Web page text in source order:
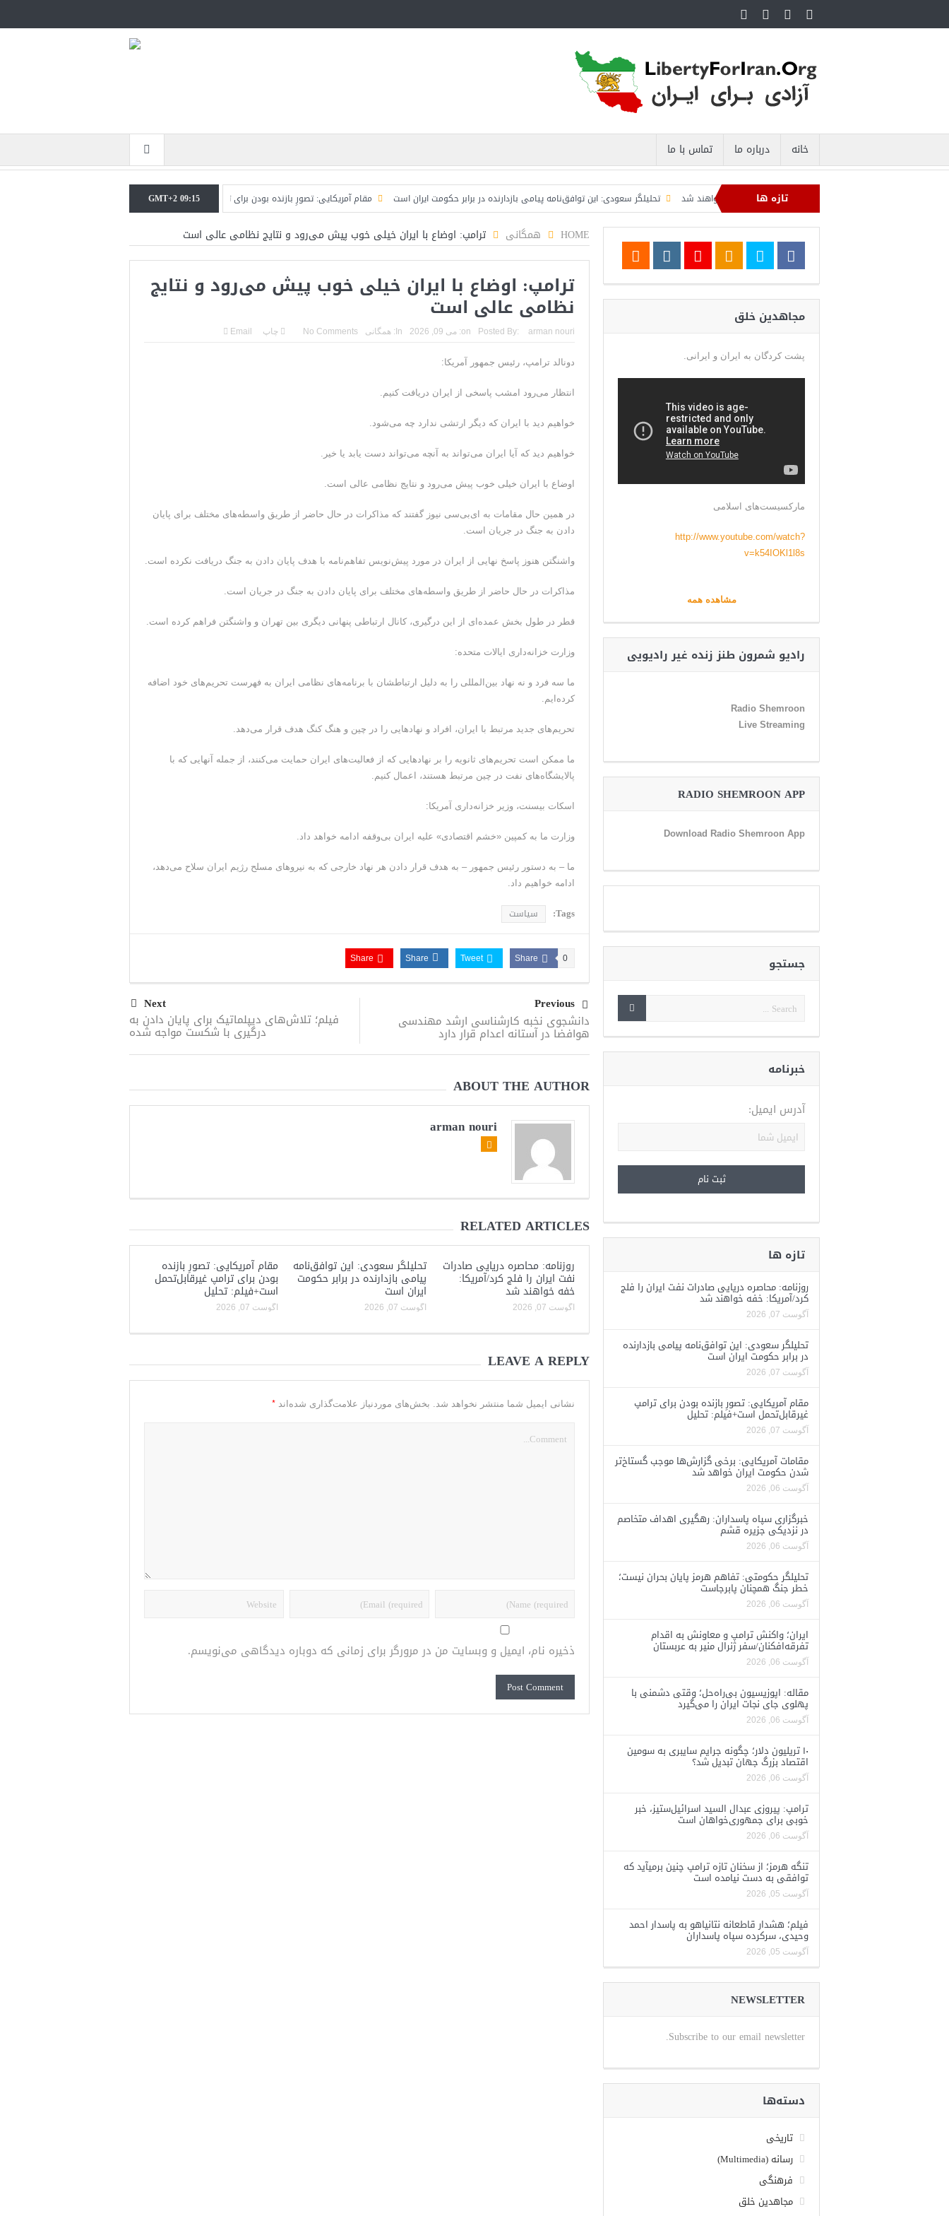
خانه درباره ما تماس با ما
تازه ها
دریایی صادرات نفت ایران را فلج کرد/آمریکا: خفه خواهند شد تحلیلگر سعودی: این توافق‌نامه پیامی بازدارنده در برابر حکومت ایران است مقام آمریکایی: تصورِ بازنده بودن برای ترامپ غیرقابل‌تحمل است+فیلم: تحلیل
عبدال السید اسرائیل‌ستیز، خبر خوبی برای جمهوری‌خواهان است
GMT+2 09:15
HOME همگانی ترامپ: اوضاع با ایران خیلی خوب پیش می‌رود و نتایج نظامی عالی است
ترامپ: اوضاع با ایران خیلی خوب پیش می‌رود و نتایج
نظامی عالی است
Posted By: arman nouri
on: می 09, 2026 In: همگانی No Comments چاپ Email
دونالد ترامپ، رئیس جمهور آمریکا:
انتظار می‌رود امشب پاسخی از ایران دریافت کنیم.
خواهیم دید با ایران که دیگر ارتشی ندارد چه می‌شود.
خواهیم دید که آیا ایران می‌تواند به آنچه می‌تواند دست یابد یا خیر.
اوضاع با ایران خیلی خوب پیش می‌رود و نتایج نظامی عالی است.
در همین حال مقامات به ای‌بی‌سی نیوز گفتند که مذاکرات در حال حاضر از طریق واسطه‌های مختلف برای پایان
دادن به جنگ در جریان است.
واشنگتن هنوز پاسخ نهایی از ایران در مورد پیش‌نویس تفاهم‌نامه با هدف پایان دادن به جنگ دریافت نکرده است.
مذاکرات در حال حاضر از طریق واسطه‌های مختلف برای پایان دادن به جنگ در جریان است.
قطر در طول بخش عمده‌ای از این درگیری، کانال ارتباطی پنهانی دیگری بین تهران و واشنگتن فراهم کرده است.
وزارت خزانه‌داری ایالات متحده:
ما سه فرد و نه نهاد بین‌المللی را به دلیل ارتباطشان با برنامه‌های نظامی ایران به فهرست تحریم‌های خود اضافه
کرده‌ایم.
تحریم‌های جدید مرتبط با ایران، افراد و نهادهایی را در چین و هنگ کنگ هدف قرار می‌دهد.
ما ممکن است تحریم‌های ثانویه را بر نهادهایی که از فعالیت‌های ایران حمایت می‌کنند، از جمله آنهایی که با
پالایشگاه‌های نفت در چین مرتبط هستند، اعمال کنیم.
اسکات بیسنت، وزیر خزانه‌داری آمریکا:
وزارت ما به کمپین «خشم اقتصادی» علیه ایران بی‌وقفه ادامه خواهد داد.
ما – به دستور رئیس جمهور – به هدف قرار دادن هر نهاد خارجی که به نیروهای مسلح رژیم ایران سلاح می‌دهد،
ادامه خواهیم داد.
Tags: سیاست
Share 0
Tweet
Share
Share
Previous
دانشجوی نخبه کارشناسی ارشد مهندسی
هوافضا در آستانه اعدام قرار دارد
Next
فیلم؛ تلاش‌های دیپلماتیک برای پایان دادن به
درگیری با شکست مواجه شده
ABOUT THE AUTHOR
arman nouri
RELATED ARTICLES
روزنامه: محاصره دریایی صادرات
نفت ایران را فلج کرد/آمریکا:
خفه خواهند شد
آگوست 07, 2026
تحلیلگر سعودی: این توافق‌نامه
پیامی بازدارنده در برابر حکومت
ایران است
آگوست 07, 2026
مقام آمریکایی: تصورِ بازنده
بودن برای ترامپ غیرقابل‌تحمل
است+فیلم: تحلیل
آگوست 07, 2026
LEAVE A REPLY
نشانی ایمیل شما منتشر نخواهد شد. بخش‌های موردنیاز علامت‌گذاری شده‌اند *
ذخیره نام، ایمیل و وبسایت من در مرورگر برای زمانی که دوباره دیدگاهی می‌نویسم.
مجاهدین خلق
پشت کردگان به ایران و ایرانی.
مارکسیست‌های اسلامی
http://www.youtube.com/watch?
v=k54IOKl1l8s
مشاهده همه
رادیو شمرون طنز زنده غیر رادیویی
Radio Shemroon
Live Streaming
RADIO SHEMROON APP
Download Radio Shemroon App
جستجو
خبرنامه
آدرس ایمیل:
تازه ها
روزنامه: محاصره دریایی صادرات نفت ایران را فلج
کرد/آمریکا: خفه خواهند شد
آگوست 07, 2026
تحلیلگر سعودی: این توافق‌نامه پیامی بازدارنده
در برابر حکومت ایران است
آگوست 07, 2026
مقام آمریکایی: تصورِ بازنده بودن برای ترامپ
غیرقابل‌تحمل است+فیلم: تحلیل
آگوست 07, 2026
مقامات آمریکایی: برخی گزارش‌ها موجب گستاخ‌تر
شدن حکومت ایران خواهد شد
آگوست 06, 2026
خبرگزاری سپاه پاسداران: رهگیری اهداف متخاصم
در نزدیکی جزیره قشم
آگوست 06, 2026
تحلیلگر حکومتی: تفاهم هرمز پایان بحران نیست؛
خطر جنگ همچنان پابرجاست
آگوست 06, 2026
ایران؛ واکنش ترامپ و معاونش به اقدام
تفرقه‌افکنان/سفر ژنرال منیر به عربستان
آگوست 06, 2026
مقاله: اپوزیسیون بی‌راه‌حل؛ وقتی دشمنی با
پهلوی جای نجات ایران را می‌گیرد
آگوست 06, 2026
۱۰ تریلیون دلار؛ چگونه جرایم سایبری به سومین
اقتصاد بزرگ جهان تبدیل شد؟
آگوست 06, 2026
ترامپ: پیروزی عبدال السید اسرائیل‌ستیز، خبر
خوبی برای جمهوری‌خواهان است
آگوست 06, 2026
تنگه هرمز؛ از سخنان تازه ترامپ چنین برمیآید که
توافقی به دست نیامده است
آگوست 05, 2026
فیلم؛ هشدار قاطعانه نتانیاهو به پاسدار احمد
وحیدی، سرکرده سپاه پاسداران
آگوست 05, 2026
NEWSLETTER
Subscribe to our email newsletter.
دسته‌ها
تاریخی
رسانه (Multimedia)
فرهنگی
مجاهدین خلق